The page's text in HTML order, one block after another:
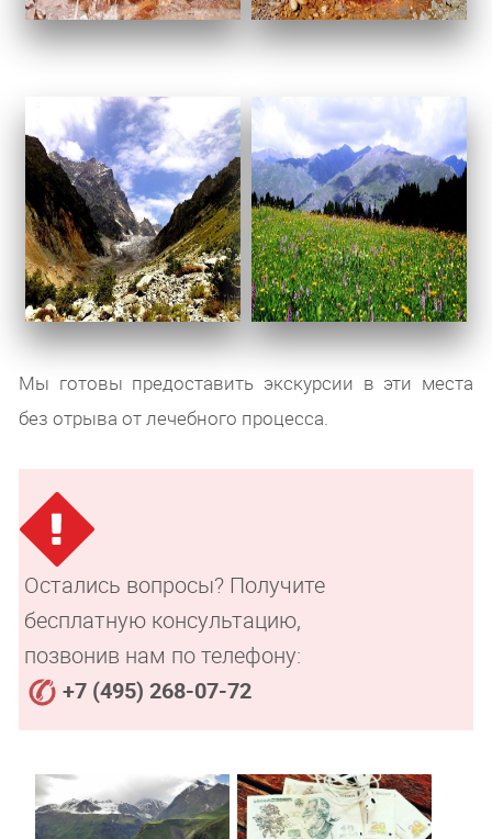
Мы готовы предоставить экскурсии в эти места
без отрыва от лечебного процесса.
Остались вопросы? Получите
бесплатную консультацию,
позвонив нам по телефону:
+7 (495) 268-07-72